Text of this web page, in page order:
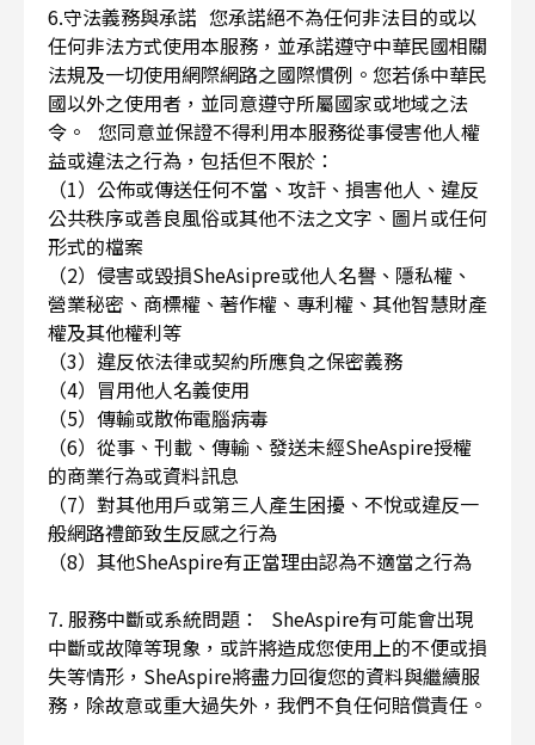
6.守法義務與承諾 您承諾絕不為任何非法目的或以
任何非法方式使用本服務，並承諾遵守中華民國相關
法規及一切使用網際網路之國際慣例。您若係中華民
國以外之使用者，並同意遵守所屬國家或地域之法
令。 您同意並保證不得利用本服務從事侵害他人權
益或違法之行為，包括但不限於：
（1）公佈或傳送任何不當、攻訐、損害他人、違反
公共秩序或善良風俗或其他不法之文字、圖片或任何
形式的檔案
（2）侵害或毀損SheAsipre或他人名譽、隱私權、
營業秘密、商標權、著作權、專利權、其他智慧財產
權及其他權利等
（3）違反依法律或契約所應負之保密義務
（4）冒用他人名義使用
（5）傳輸或散佈電腦病毒
（6）從事、刊載、傳輸、發送未經SheAspire授權
的商業行為或資料訊息
（7）對其他用戶或第三人產生困擾、不悅或違反一
般網路禮節致生反感之行為
（8）其他SheAspire有正當理由認為不適當之行為
7. 服務中斷或系統問題： SheAspire有可能會出現
中斷或故障等現象，或許將造成您使用上的不便或損
失等情形，SheAspire將盡力回復您的資料與繼續服
務，除故意或重大過失外，我們不負任何賠償責任。